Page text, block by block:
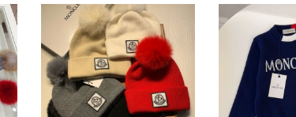
ー靴下 お得 室内履き 暖
かい あったか冬用
なし 無地 黒
袖 Tシャツ
カットソー
ペアtシャツ
地100%綿
イめ モード
たり